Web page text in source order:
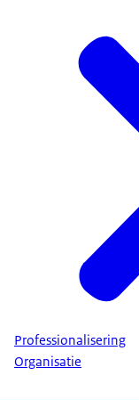
Professionalisering
Organisatie